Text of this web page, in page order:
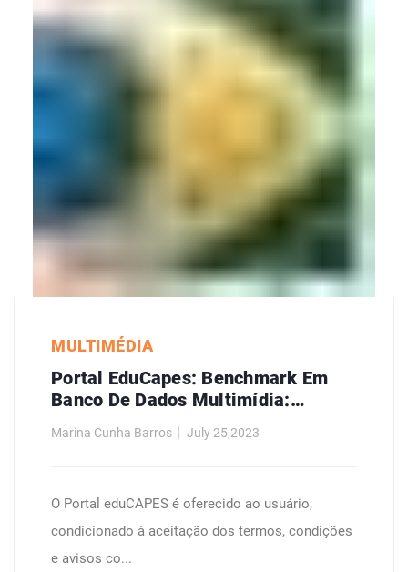
MULTIMÉDIA
Portal EduCapes: Benchmark Em
Banco De Dados Multimídia:
Análise De Desempenho Em
Recuperaçăo De Objetos Multimídia
Marina Cunha Barros July 25,2023
O Portal eduCAPES é oferecido ao usuário,
condicionado à aceitação dos termos, condições
e avisos co...